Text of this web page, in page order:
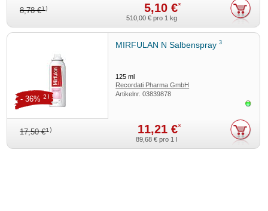
8,78 €1) 5,10 €*
510,00 € pro 1 kg
MIRFULAN N Salbenspray3
125ml
Recordati Pharma GmbH
Artikelnr.03839878
17,50 €1) 11,21 €*
- 36% 2)
89,68 € pro 1 l